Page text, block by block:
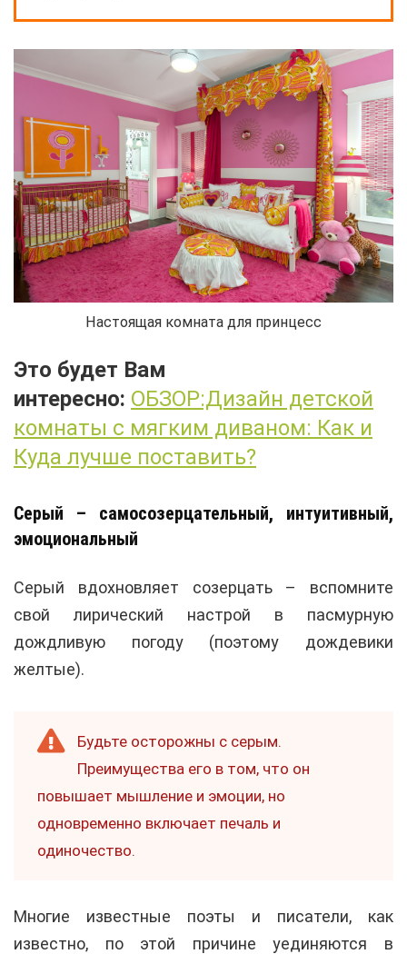
Настоящая комната для принцесс
Это будет Вам
интересно: ОБЗОР:Дизайн детской
комнаты с мягким диваном: Как и
Куда лучше поставить?
Серый – самосозерцательный, интуитивный,
эмоциональный
Серый вдохновляет созерцать – вспомните
свой лирический настрой в пасмурную
дождливую погоду (поэтому дождевики
желтые).
Будьте осторожны с серым.
Преимущества его в том, что он
повышает мышление и эмоции, но
одновременно включает печаль и
одиночество.
Многие известные поэты и писатели, как
известно, по этой причине уединяются в